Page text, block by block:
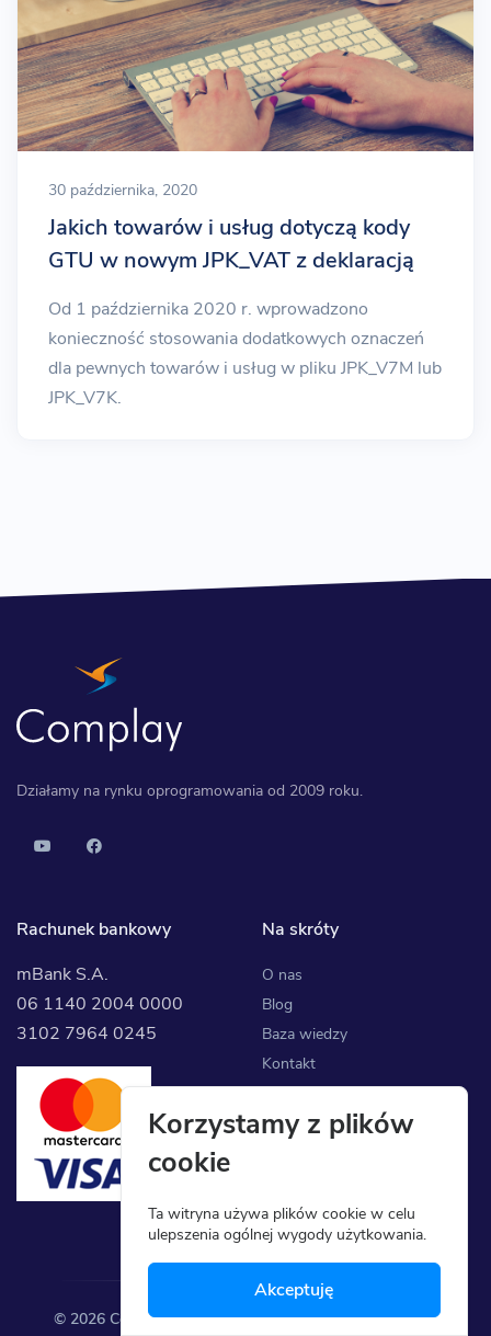
30 października, 2020
Jakich towarów i usług dotyczą kody
GTU w nowym JPK_VAT z deklaracją
Od 1 października 2020 r. wprowadzono
konieczność stosowania dodatkowych oznaczeń
dla pewnych towarów i usług w pliku JPK_V7M lub
JPK_V7K.
Działamy na rynku oprogramowania od 2009 roku.
Rachunek bankowy
mBank S.A.
06 1140 2004 0000
3102 7964 0245
Na skróty
O nas
Blog
Baza wiedzy
Kontakt
© 2026 Complay Sp. z o.o. Wszelkie prawa zastrzeżone.
Korzystamy z plików
cookie
Ta witryna używa plików cookie w celu
ulepszenia ogólnej wygody użytkowania.
Akceptuję